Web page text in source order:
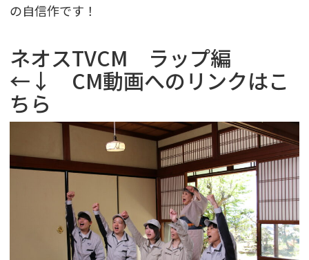
の自信作です！
ネオスTVCM ラップ編
←↓ CM動画へのリンクはこ
ちら